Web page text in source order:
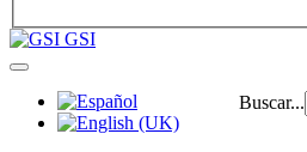
GSI
Buscar...